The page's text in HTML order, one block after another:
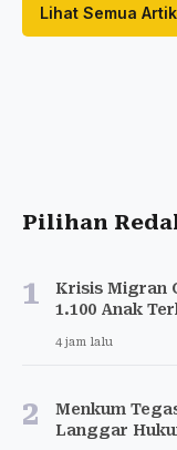
Lihat Semua
Pilihan
1
Krisis Migran
1.100 Anak
4 jam lalu
2
Menkum
Langgar